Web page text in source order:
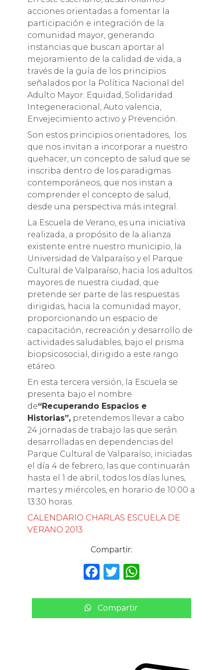
acciones orientadas a fomentar la
participación e integración de la
comunidad mayor, generando
instancias que buscan aportar al
mejoramiento de la calidad de vida, a
través de la guía de los principios
señalados por la Política Nacional del
Adulto Mayor: Equidad, Solidaridad
Integeneracional, Auto valencia,
Envejecimiento activo y Prevención.
Son estos principios orientadores, los
que nos invitan a incorporar a nuestro
quehacer, un concepto de salud que se
inscriba dentro de los paradigmas
contemporáneos, que nos instan a
comprender el concepto de salud,
desde una perspectiva más integral.
La Escuela de Verano, es una iniciativa
realizada, a propósito de la alianza
existente entre nuestro municipio, la
Universidad de Valparaíso y el Parque
Cultural de Valparaíso, hacia los adultos
mayores de nuestra ciudad, que
pretende ser parte de las respuestas
dirigidas, hacia la comunidad mayor,
proporcionando un espacio de
capacitación, recreación y desarrollo de
actividades saludables, bajo el prisma
biopsicosocial, dirigido a este rango
etáreo.
En esta tercera versión, la Escuela se
presenta bajo el nombre
de“Recuperando Espacios e
Historias”,pretendemos llevar a cabo
24 jornadas de trabajo las que serán
desarrolladas en dependencias del
Parque Cultural de Valparaíso, iniciadas
el día 4 de febrero, las que continuarán
hasta el 1 de abril, todos los días lunes,
martes y miércoles, en horario de 10:00 a
13:30 horas.
CALENDARIO CHARLAS ESCUELA DE
VERANO 2013
Compartir:
F
c
e
T
it
te
W
a
ts
Compartir